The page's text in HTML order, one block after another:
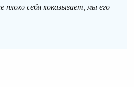
плохо себя показывает, мы его